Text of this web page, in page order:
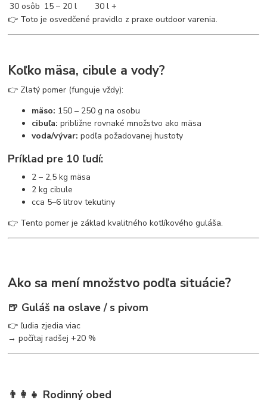
30 osôb 15 – 20 l
30 l +
👉 Toto je osvedčené pravidlo z praxe outdoor varenia.
Koľko mäsa, cibule a vody?
👉 Zlatý pomer (funguje vždy):
mäso: 150 – 250 g na osobu
cibuľa: približne rovnaké množstvo ako mäsa
voda/vývar: podľa požadovanej hustoty
Príklad pre 10 ľudí:
2 – 2,5 kg mäsa
2 kg cibule
cca 5–6 litrov tekutiny
👉 Tento pomer je základ kvalitného kotlíkového guláša.
Ako sa mení množstvo podľa situácie?
🍺 Guláš na oslave / s pivom
👉 ľudia zjedia viac
→ počítaj radšej +20 %
👨‍👩‍👧 Rodinný obed